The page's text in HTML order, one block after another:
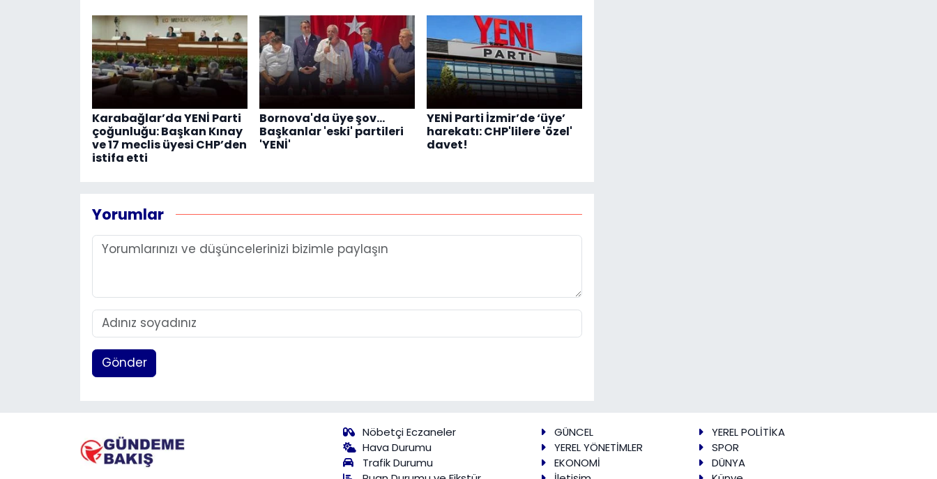
Karabağlar’da YENİ Parti
çoğunluğu: Başkan Kınay
ve 17 meclis üyesi CHP’den
istifa etti
Bornova'da üye şov...
Başkanlar 'eski' partileri
'YENİ'
YENİ Parti İzmir’de ‘üye’
harekatı: CHP'lilere 'özel'
davet!
Yorumlar
Gönder
Nöbetçi Eczaneler
Hava Durumu
Trafik Durumu
GÜNCEL
YEREL POLİTİKA
YEREL YÖNETİMLER
SPOR
EKONOMİ
DÜNYA